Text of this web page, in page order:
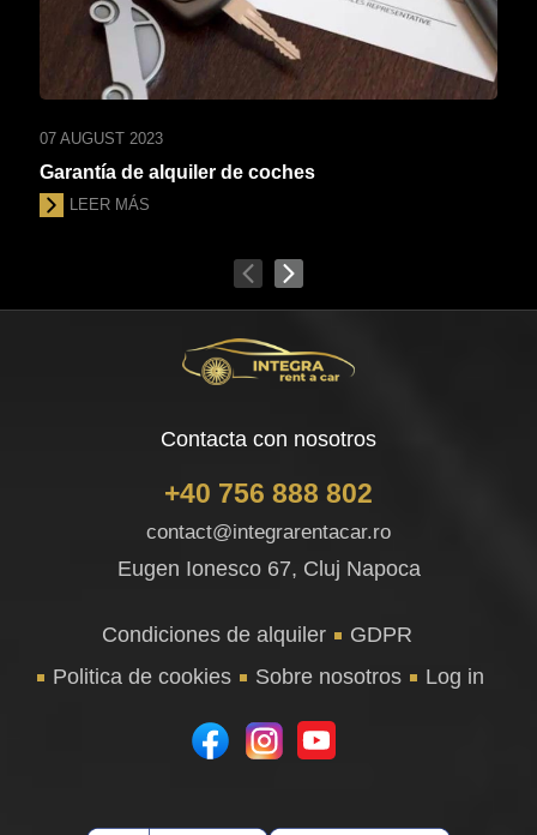
07 AUGUST 2023
Garantía de alquiler de coches
LEER MÁS
Contacta con nosotros
+40 756 888 802
contact@integrarentacar.ro
Eugen Ionesco 67, Cluj Napoca
Condiciones de alquiler
GDPR
Politica de cookies
Sobre nosotros Log in